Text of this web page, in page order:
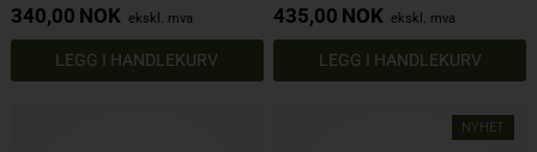
340,00 NOK ekskl. mva 435,00 NOK ekskl. mva
NYHET